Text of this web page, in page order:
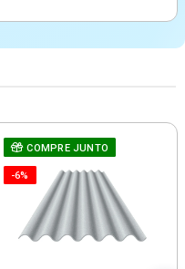
COMPRE JUNTO
-6%